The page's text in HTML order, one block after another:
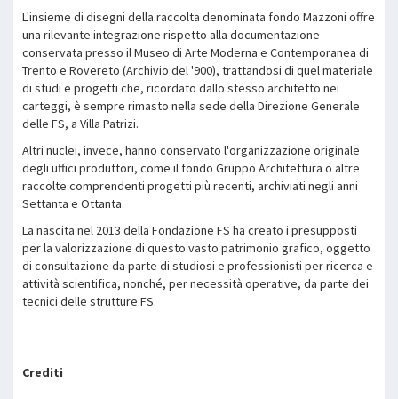
L'insieme di disegni della raccolta denominata fondo Mazzoni offre
una rilevante integrazione rispetto alla documentazione
conservata presso il Museo di Arte Moderna e Contemporanea di
Trento e Rovereto (Archivio del '900), trattandosi di quel materiale
di studi e progetti che, ricordato dallo stesso architetto nei
carteggi, è sempre rimasto nella sede della Direzione Generale
delle FS, a Villa Patrizi.
Altri nuclei, invece, hanno conservato l'organizzazione originale
degli uffici produttori, come il fondo Gruppo Architettura o altre
raccolte comprendenti progetti più recenti, archiviati negli anni
Settanta e Ottanta.
La nascita nel 2013 della Fondazione FS ha creato i presupposti
per la valorizzazione di questo vasto patrimonio grafico, oggetto
di consultazione da parte di studiosi e professionisti per ricerca e
attività scientifica, nonché, per necessità operative, da parte dei
tecnici delle strutture FS.
Crediti